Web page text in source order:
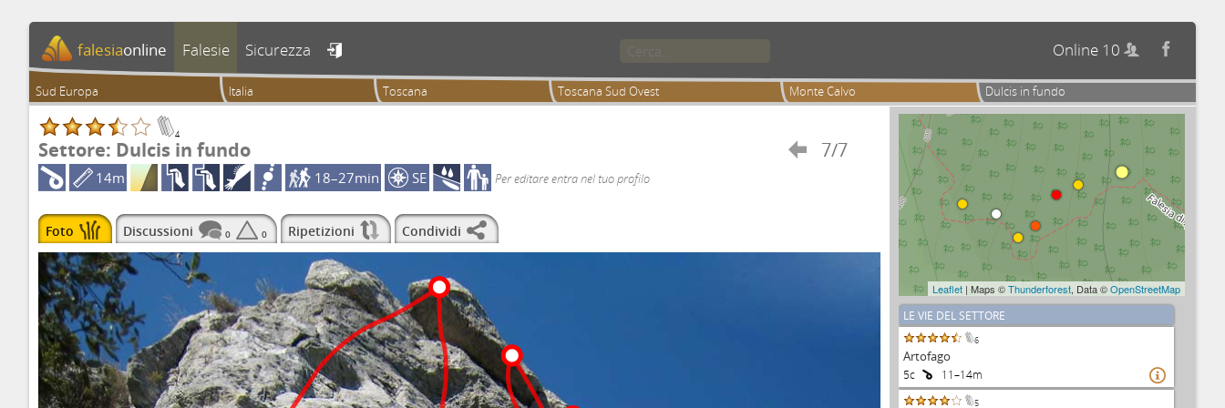
falesiaonline Falesie Sicurezza  Online 10 
Sud Europa Italia Toscana Toscana Sud Ovest Monte Calvo Dulcis in fundo
4
Settore: Dulcis in fundo  7/7
14m 18–27min SE Per editare entra nel tuo profilo
Foto Discussioni 0 0 Ripetizioni Condividi
Leaflet | Maps ©Thunderforest, Data ©OpenStreetMap
LE VIE DEL SETTORE
6
Artofago
5c 11–14m 
5